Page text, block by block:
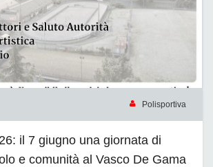
Polisportiva
il 7 giugno una giornata di
e comunità al Vasco De Gama